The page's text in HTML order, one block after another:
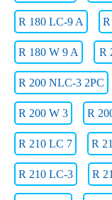
R 180 LC-9 A
R 180 W 9 A R
R 200 NLC-3 2PC
R 200 W 3 R
R 210 LC 7 R
R 210 LC-3 R